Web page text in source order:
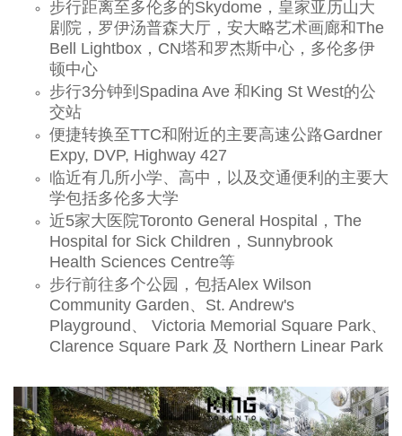
步行距离至多伦多的Skydome，皇家亚历山大
剧院，罗伊汤普森大厅，安大略艺术画廊和The
Bell Lightbox，CN塔和罗杰斯中心，多伦多伊
顿中心
步行3分钟到Spadina Ave 和King St West的公
交站
便捷转换至TTC和附近的主要高速公路Gardner
Expy, DVP, Highway 427
临近有几所小学、高中，以及交通便利的主要大
学包括多伦多大学
近5家大医院Toronto General Hospital，The
Hospital for Sick Children，Sunnybrook
Health Sciences Centre等
步行前往多个公园，包括Alex Wilson
Community Garden、St. Andrew's
Playground、 Victoria Memorial Square Park、
Clarence Square Park 及 Northern Linear Park